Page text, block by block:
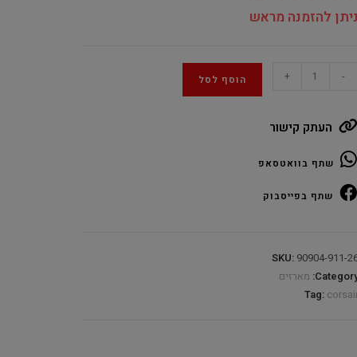
ניתן להזמנה מראש
TG
Black
Mid
Tower
-
+ הוסף לסל
העתק קישור
שתף בוואטסאפ
שתף בפייסבוק
SKU: 90904-911-
מארזים
Tag: